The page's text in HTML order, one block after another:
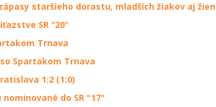
staršieho dorastu, mladších žiakov aj žien
SR “20“
Trnava
Spartakom Trnava
1:2 (1:0)
do SR "17"